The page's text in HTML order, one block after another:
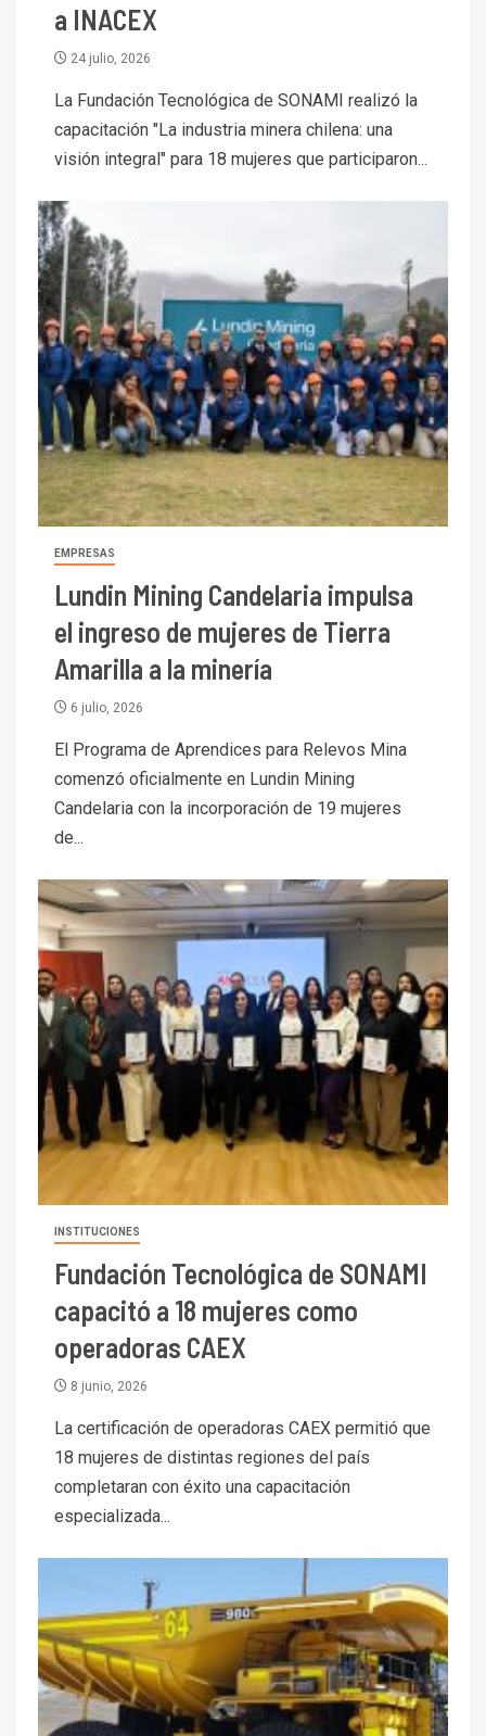
a INACEX
24 julio, 2026
La Fundación Tecnológica de SONAMI realizó la
capacitación "La industria minera chilena: una
visión integral" para 18 mujeres que participaron...
EMPRESAS
Lundin Mining Candelaria impulsa
el ingreso de mujeres de Tierra
Amarilla a la minería
6 julio, 2026
El Programa de Aprendices para Relevos Mina
comenzó oficialmente en Lundin Mining
Candelaria con la incorporación de 19 mujeres
de...
INSTITUCIONES
Fundación Tecnológica de SONAMI
capacitó a 18 mujeres como
operadoras CAEX
8 junio, 2026
La certificación de operadoras CAEX permitió que
18 mujeres de distintas regiones del país
completaran con éxito una capacitación
especializada...
3 I+D
crecimiento regional: Banco
trimestre
4 I+D
Informe bimensual de
Cochilco: precio del cobre
alcanza máximos por escasez
Estudio revela cómo el precio
del cobre y educación superior
se relacionan en zonas
cobre cercana a 2 millones de
toneladas tras récord en
Escondida
7 I+D
Codelco reporta Ebitda de US$